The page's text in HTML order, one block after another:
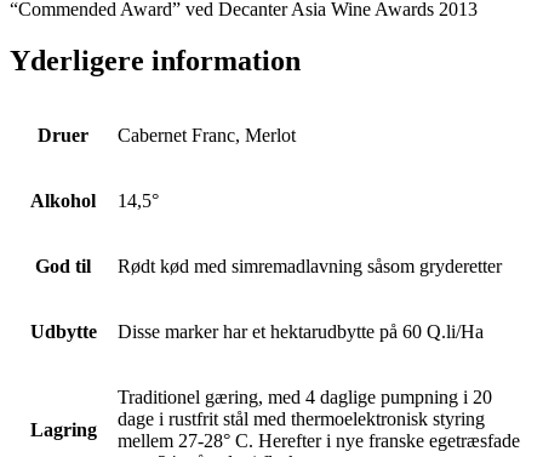
“Commended Award” ved Decanter Asia Wine Awards 2013
Yderligere information
Druer Cabernet Franc, Merlot
Alkohol 14,5°
God til Rødt kød med simremadlavning såsom gryderetter
Udbytte Disse marker har et hektarudbytte på 60 Q.li/Ha
Lagring
Traditionel gæring, med 4 daglige pumpning i 20
dage i rustfrit stål med thermoelektronisk styring
mellem 27-28° C. Herefter i nye franske egetræsfade